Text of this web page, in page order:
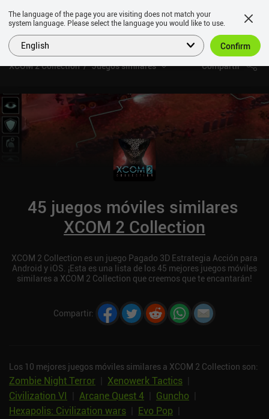
XCOM 2 Collection Juegos similares Compartir
45 juegos móviles similares
XCOM 2 Collection
XCOM 2 Collection es un juego Pagado 3D Estrategia Acción para
Android y iOS. ¡Esta es una lista de los 45 mejores juegos móviles
similares a XCOM 2 Collection que creemos que te encantarán!
Compartir:
Los 10 mejores juegos móviles similares a XCOM 2 Collection son:
Zombie Night Terror Xenowerk Tactics
Civilization VI
Arcane Quest 4 Guncho
Hexapolis: Civilization wars
Evo Pop
The language of the page you are visiting does not match your
system language. Please select the language you would like to use.
English Confirm